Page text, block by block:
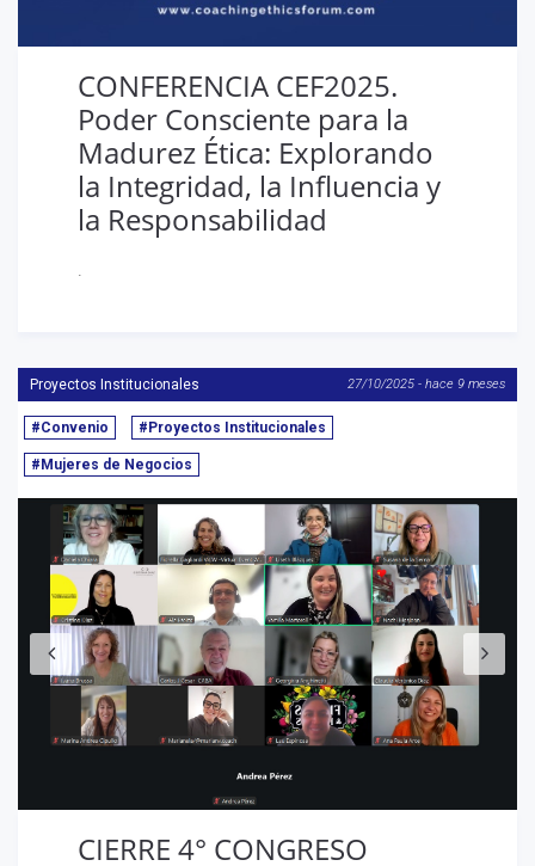
CONFERENCIA CEF2025.
Poder Consciente para la
Madurez Ética: Explorando
la Integridad, la Influencia y
la Responsabilidad
.
Proyectos Institucionales 27/10/2025 - hace 9 meses
#Convenio #Proyectos Institucionales
#Mujeres de Negocios
Anterior
CIERRE 4° CONGRESO